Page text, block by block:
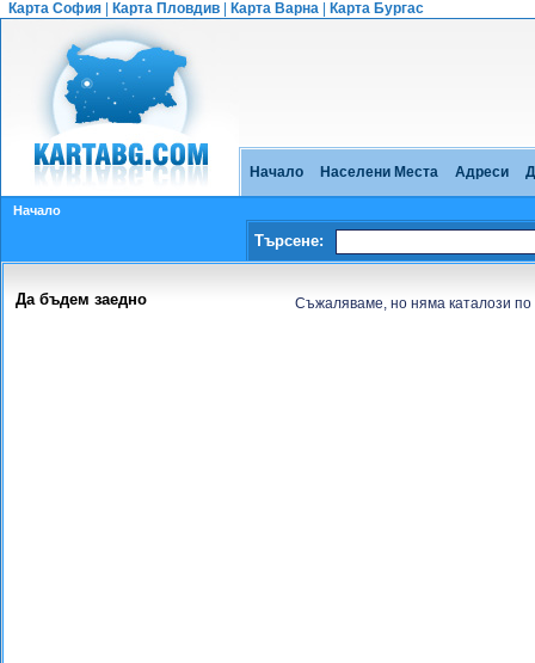
Карта София Карта Пловдив Карта Варна Карта Бургас
Начало Населени Места Адреси
Начало
Търсене:
Да бъдем заедно Съжаляваме, но няма каталози по